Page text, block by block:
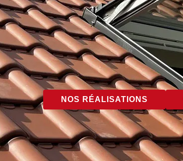
NOS RÉALISATIONS